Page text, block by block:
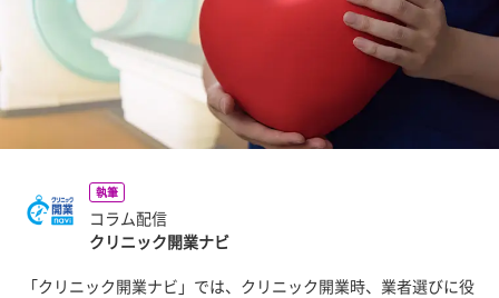
執筆
コラム配信
クリニック開業ナビ
「クリニック開業ナビ」では、クリニック開業時、業者選びに役